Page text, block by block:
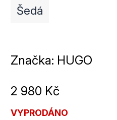
Šedá
Značka: HUGO
2 980 Kč
VYPRODÁNO